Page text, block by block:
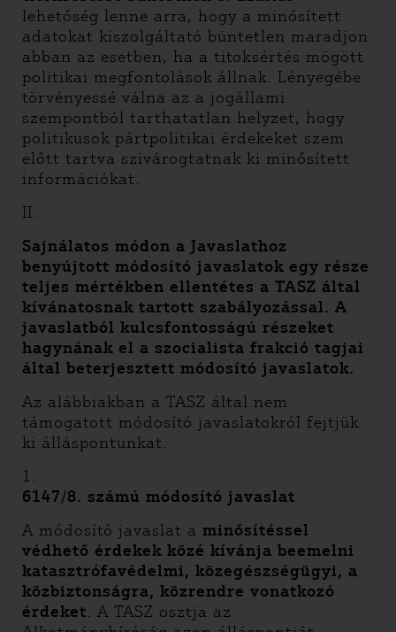
lehetőség lenne arra, hogy a minősített
adatokat kiszolgáltató büntetlen maradjon
abban az esetben, ha a titoksértés mögött
politikai megfontolások állnak. Lényegébe
törvényessé válna az a jogállami
szempontból tarthatatlan helyzet, hogy
politikusok pártpolitikai érdekeket szem
előtt tartva szivárogtatnak ki minősített
információkat.
II.
Sajnálatos módon a Javaslathoz
benyújtott módosító javaslatok egy része
teljes mértékben ellentétes a TASZ által
kívánatosnak tartott szabályozással. A
javaslatból kulcsfontosságú részeket
hagynának el a szocialista frakció tagjai
által beterjesztett módosító javaslatok.
Az alábbiakban a TASZ által nem
támogatott módosító javaslatokról fejtjük
ki álláspontunkat.
1.
6147/8. számú módosító javaslat
A módosító javaslat a minősítéssel
védhető érdekek közé kívánja beemelni
katasztrófavédelmi, közegészségügyi, a
közbiztonságra, közrendre vonatkozó
érdeket. A TASZ osztja az